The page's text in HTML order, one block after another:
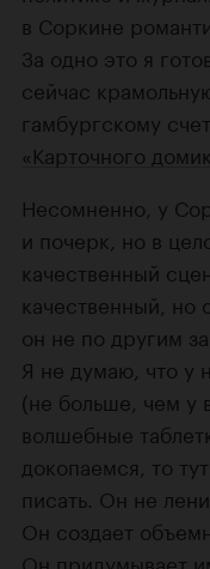
в Соркине
За одно это я
сейчас
гамбургскому
«Карточного
Несомненно, у
и почерк, но в
качественный
качественный, но
он не по другим
Я не думаю, что у
(не больше, чем у
волшебные
докопаемся, то
писать. Он не
Он создает
Он придумывает